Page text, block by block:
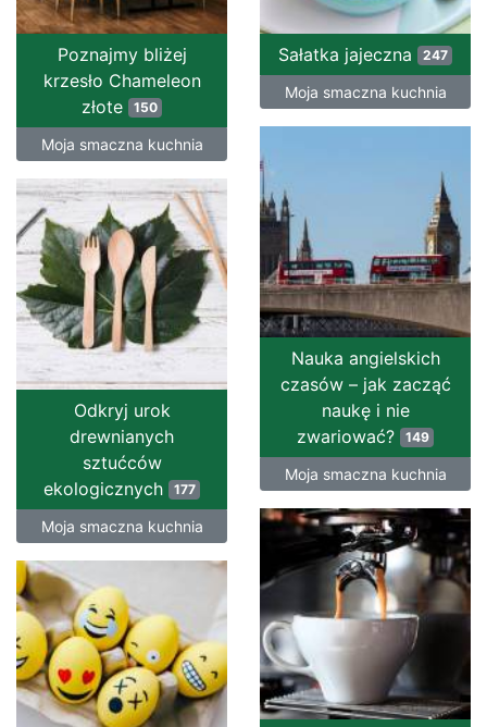
Poznajmy bliżej
krzesło Chameleon
złote
150
Moja smaczna kuchnia
Sałatka jajeczna 247
Moja smaczna kuchnia
Nauka angielskich
czasów – jak zacząć
naukę i nie
zwariować?
149
Moja smaczna kuchnia
Odkryj urok
drewnianych
sztućców
ekologicznych
177
Moja smaczna kuchnia